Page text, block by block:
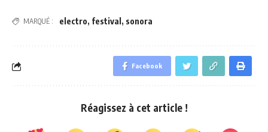
MARQUÉ : electro, festival , sonora
Facebook
Réagissez à cet article !